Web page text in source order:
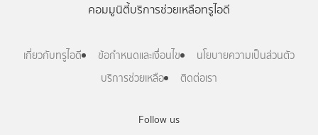
Follow us
คอมมูนิตี้บริการช่วยเหลือทรูไอดี
เกี่ยวกับทรูไอดี ข้อกำหนดและเงื่อนไข
นโยบายความเป็นส่วนตัว
บริการช่วยเหลือ
ติดต่อเรา